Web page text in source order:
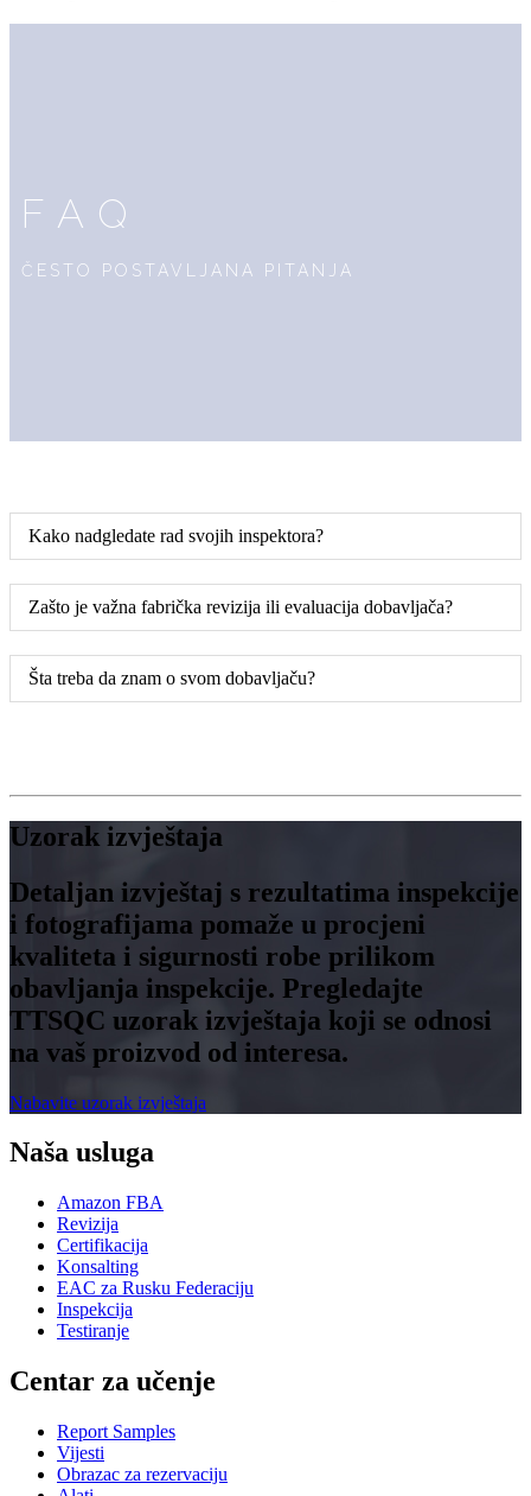
FAQ
ČESTO POSTAVLJANA PITANJA
Kako nadgledate rad svojih inspektora?
Zašto je važna fabrička revizija ili evaluacija dobavljača?
Šta treba da znam o svom dobavljaču?
Uzorak izvještaja
Detaljan izvještaj s rezultatima inspekcije
i fotografijama pomaže u procjeni
kvaliteta i sigurnosti robe prilikom
obavljanja inspekcije. Pregledajte
TTSQC uzorak izvještaja koji se odnosi
na vaš proizvod od interesa.
Nabavite uzorak izvještaja
Naša usluga
Amazon FBA
Revizija
Certifikacija
Konsalting
EAC za Rusku Federaciju
Inspekcija
Testiranje
Centar za učenje
Report Samples
Vijesti
Obrazac za rezervaciju